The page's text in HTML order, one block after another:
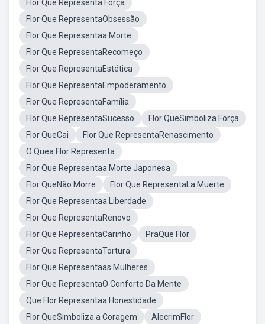
Flor Que Representa Força
Flor Que RepresentaObsessão
Flor Que Representaa Morte
Flor Que RepresentaRecomeço
Flor Que RepresentaEstética
Flor Que RepresentaEmpoderamento
Flor Que RepresentaFamília
Flor Que RepresentaSucesso
Flor QueSimboliza Força
Flor QueCai
Flor Que RepresentaRenascimento
O Quea Flor Representa
Flor Que Representaa Morte Japonesa
Flor QueNão Morre
Flor Que RepresentaLa Muerte
Flor Que Representaa Liberdade
Flor Que RepresentaRenovo
Flor Que RepresentaCarinho
PraQue Flor
Flor Que RepresentaTortura
Flor Que Representaas Mulheres
Flor Que RepresentaO Conforto Da Mente
Que Flor Representaa Honestidade
Flor QueSimboliza a Coragem
AlecrimFlor